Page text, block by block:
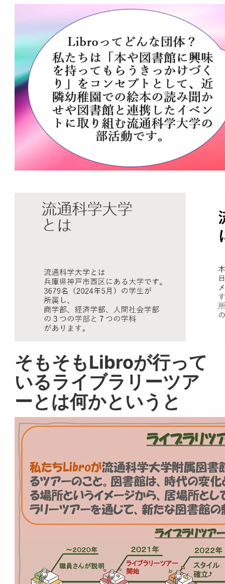
そもそもLibroが行って
いるライブラリーツア
ーとは何かというと